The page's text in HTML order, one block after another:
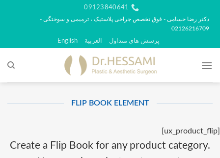
محتوا
09123840641
دکتر رضا حسامی - فوق تخصص جراحی پلاستیک ، ترمیمی و سوختگی -
02126216709
پرسش های متداول العربية English
FLIP BOOK ELEMENT
[ux_product_flip]
Create a Flip Book for any product category.